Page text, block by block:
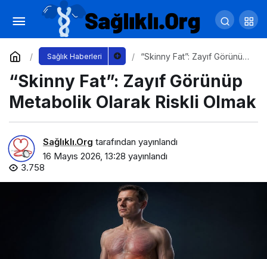
Sağlık Haberleri
“Skinny Fat”: Zayıf Görünüp
Olmak
“Skinny Fat”: Zayıf Görünüp
Metabolik Olarak Riskli Olmak
Sağlıklı.Org tarafından yayınlandı
16 Mayıs 2026, 13:28 yayınlandı
3.758
“Skinny Fat”: Zayıf Görünüp Metabolik
Olarak Riskli Olmak
Yorum Yap